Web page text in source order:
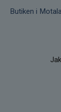
Butiken i Motala